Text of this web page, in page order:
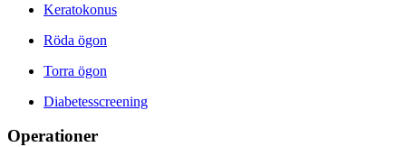
Keratokonus
Röda ögon
Torra ögon
Diabetesscreening
Operationer